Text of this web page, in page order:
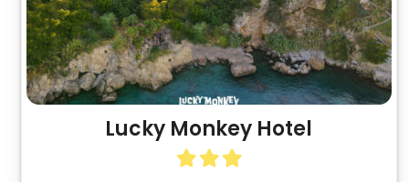
Lucky Monkey Hotel